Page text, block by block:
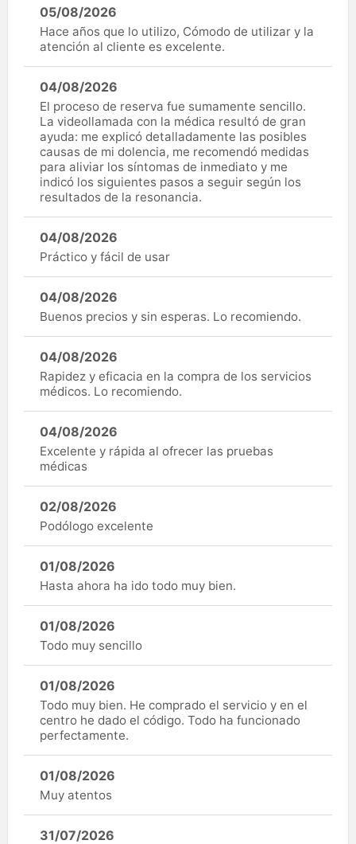
05/08/2026
Hace años que lo utilizo, Cómodo de utilizar y la
atención al cliente es excelente.
04/08/2026
El proceso de reserva fue sumamente sencillo.
La videollamada con la médica resultó de gran
ayuda: me explicó detalladamente las posibles
causas de mi dolencia, me recomendó medidas
para aliviar los síntomas de inmediato y me
indicó los siguientes pasos a seguir según los
resultados de la resonancia.
04/08/2026
Práctico y fácil de usar
04/08/2026
Buenos precios y sin esperas. Lo recomiendo.
04/08/2026
Rapidez y eficacia en la compra de los servicios
médicos. Lo recomiendo.
04/08/2026
Excelente y rápida al ofrecer las pruebas
médicas
02/08/2026
Podólogo excelente
01/08/2026
Hasta ahora ha ido todo muy bien.
01/08/2026
Todo muy sencillo
01/08/2026
Todo muy bien. He comprado el servicio y en el
centro he dado el código. Todo ha funcionado
perfectamente.
01/08/2026
Muy atentos
31/07/2026